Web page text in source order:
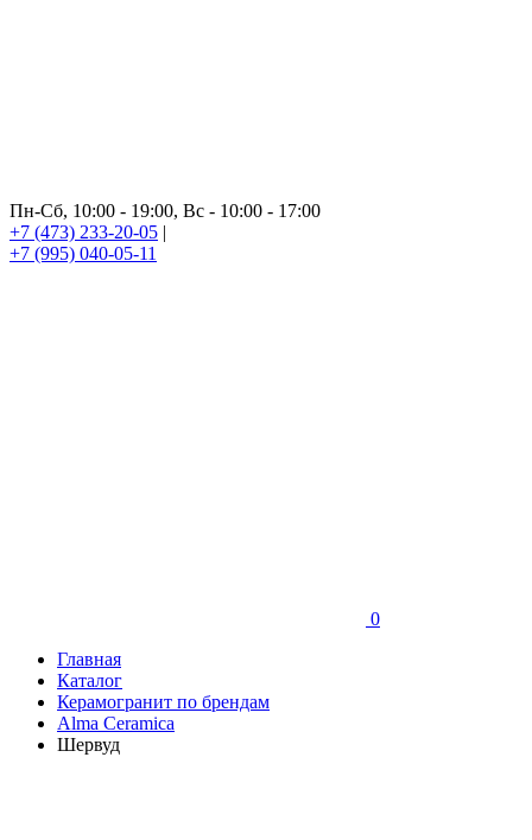
Пн-Сб, 10:00 - 19:00, Вс - 10:00 - 17:00
+7 (473) 233-20-05 |
+7 (995) 040-05-11
0
Главная
Каталог
Керамогранит по брендам
Alma Ceramica
Шервуд